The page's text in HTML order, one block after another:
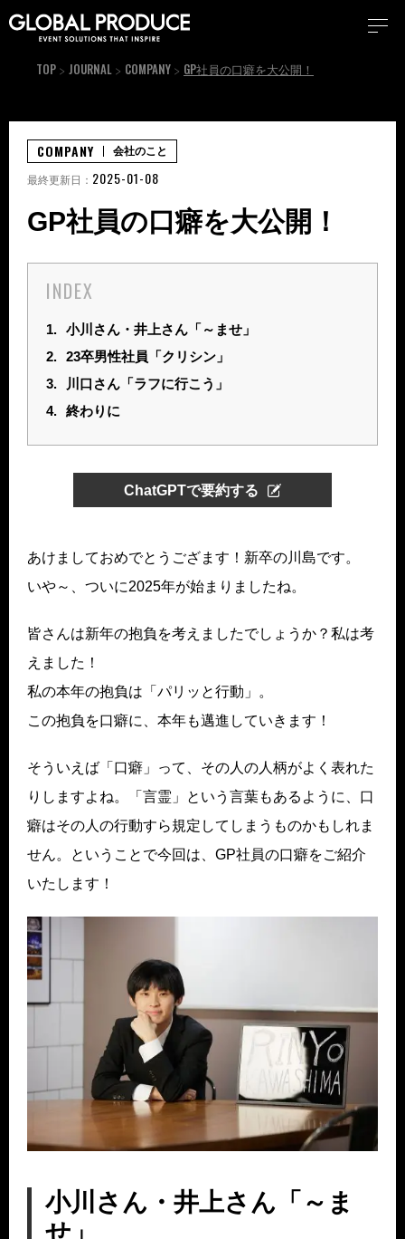
TOP JOURNAL COMPANY GP社員の口癖を大公開！
GP社員の口癖を大公開！
INDEX
1. 小川さん・井上さん「～ませ」
2. 23卒男性社員「クリシン」
3.
川口さん「ラフに行こう」
4. 終わりに
ChatGPTで要約する
あけましておめでとうござます！新卒の川島です。
いや～、ついに2025年が始まりましたね。
皆さんは新年の抱負を考えましたでしょうか？私は考
えました！
私の本年の抱負は「パリッと行動」。
この抱負を口癖に、本年も邁進していきます！
そういえば「口癖」って、その人の人柄がよく表れた
りしますよね。「言霊」という言葉もあるように、口
癖はその人の行動すら規定してしまうものかもしれま
せん。ということで今回は、GP社員の口癖をご紹介
いたします！
小川さん・井上さん「～ま
せ」
COMPANY 会社のこと
最終更新日： 2025-01-08